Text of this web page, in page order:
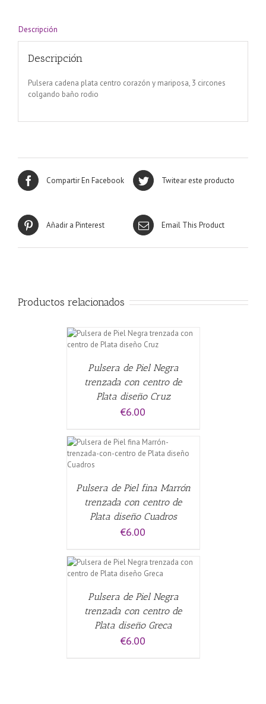
Descripción
Descripción
Pulsera cadena plata centro corazón y mariposa, 3 circones
colgando baño rodio
Compartir En Facebook Twitear este producto
Añadir a Pinterest Email This Product
Productos relacionados
Pulsera de Piel Negra
trenzada con centro de
Plata diseño Cruz
€6.00
Pulsera de Piel fina Marrón
trenzada con centro de
Plata diseño Cuadros
€6.00
Pulsera de Piel Negra
trenzada con centro de
Plata diseño Greca
€6.00